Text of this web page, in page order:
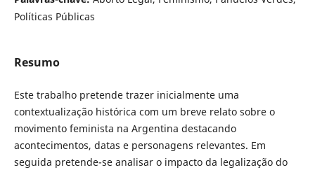
Políticas Públicas
Resumo
Este trabalho pretende trazer inicialmente uma
contextualização histórica com um breve relato sobre o
movimento feminista na Argentina destacando
acontecimentos, datas e personagens relevantes. Em
seguida pretende-se analisar o impacto da legalização do